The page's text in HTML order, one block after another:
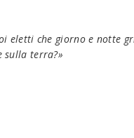
eletti che giorno e notte
sulla terra?»